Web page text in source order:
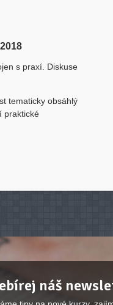
s praxí. Diskuse
tematicky obsáhlý
praktické
náš